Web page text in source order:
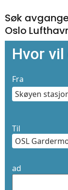
Søk
Oslo
Hvor
Fra
Til
ad